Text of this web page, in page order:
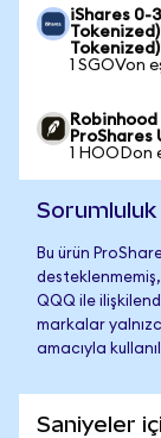
iShares 0-
1 SGOVon
1 HOODon
Sorumluluk
Bu ürün
QQQ ile
markalar
amacıyla
Saniyeler